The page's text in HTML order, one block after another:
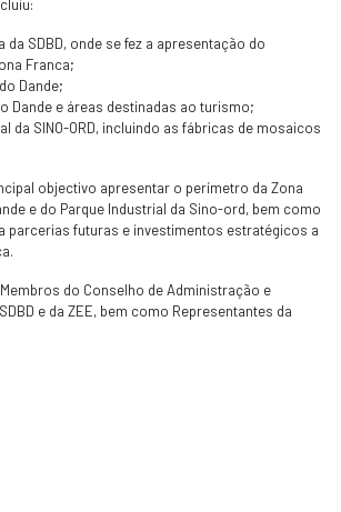
da SDBD, onde se fez a apresentação do
Franca;
Dande;
Dande e áreas destinadas ao turismo;
da SINO-ORD, incluindo as fábricas de mosaicos
objectivo apresentar o perímetro da Zona
e do Parque Industrial da Sino-ord, bem como
parcerias futuras e investimentos estratégicos a
do Conselho de Administração e
e da ZEE, bem como Representantes da